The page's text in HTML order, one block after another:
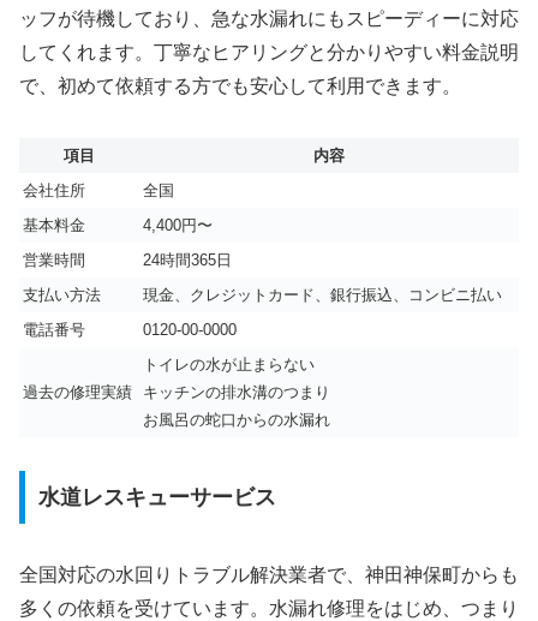
ッフが待機しており、急な水漏れにもスピーディーに対応
してくれます。丁寧なヒアリングと分かりやすい料金説明
で、初めて依頼する方でも安心して利用できます。
項目
内容
会社住所
全国
基本料金
4,400円〜
営業時間
24時間365日
支払い方法
現金、クレジットカード、銀行振込、コンビニ払い
電話番号
0120-00-0000
過去の修理実績
トイレの水が止まらない
キッチンの排水溝のつまり
お風呂の蛇口からの水漏れ
水道レスキューサービス
全国対応の水回りトラブル解決業者で、神田神保町からも
多くの依頼を受けています。水漏れ修理をはじめ、つまり